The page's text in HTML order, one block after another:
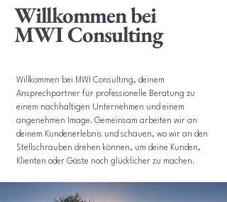
Willkommen bei
MWI Consulting
Willkommen bei MWI Consulting, deinem
Ansprechpartner für professionelle Beratung zu
einem nachhaltigen Unternehmen und einem
angenehmen Image. Gemeinsam arbeiten wir an
deinem Kundenerlebnis und schauen, wo wir an den
Stellschrauben drehen können, um deine Kunden,
Klienten oder Gäste noch glücklicher zu machen.